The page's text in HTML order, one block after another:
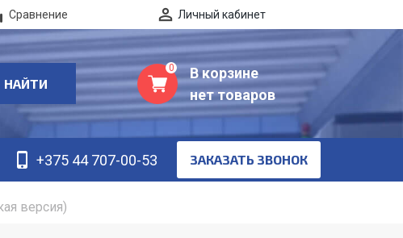
Сравнение Личный кабинет
НАЙТИ
0
В корзине
нет товаров
+375 44 707-00-53 ЗАКАЗАТЬ ЗВОНОК
версия)